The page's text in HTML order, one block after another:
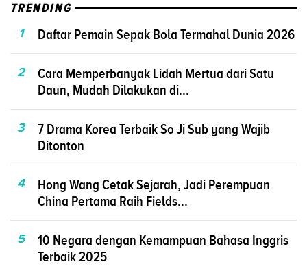
TRENDING
1
Daftar Pemain Sepak Bola Termahal Dunia 2026
2
Cara Memperbanyak Lidah Mertua dari Satu
Daun, Mudah Dilakukan di...
3
7 Drama Korea Terbaik So Ji Sub yang Wajib
Ditonton
4
Hong Wang Cetak Sejarah, Jadi Perempuan
China Pertama Raih Fields...
5
10 Negara dengan Kemampuan Bahasa Inggris
Terbaik 2025